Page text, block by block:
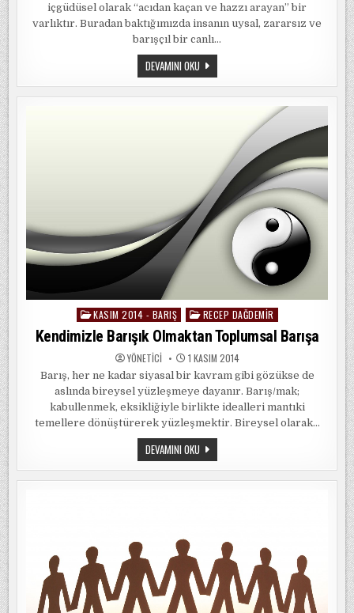
içgüdüsel olarak “acıdan kaçan ve hazzı arayan” bir
varlıktır. Buradan baktığımızda insanın uysal, zararsız ve
barışçıl bir canlı…
DEVAMINI OKUSAVAŞ
VE
BARIŞ
Posted
in
KASIM 2014 - BARIŞ RECEP DAĞDEMIR
Kendimizle Barışık Olmaktan Toplumsal Barışa
YÖNETICI 1 KASIM 2014
Barış, her ne kadar siyasal bir kavram gibi gözükse de
aslında bireysel yüzleşmeye dayanır. Barış/mak;
kabullenmek, eksikliğiyle birlikte idealleri mantıki
temellere dönüştürerek yüzleşmektir. Bireysel olarak…
DEVAMINI OKUKENDIMIZLE
BARIŞIK
OLMAKTAN
TOPLUMSAL